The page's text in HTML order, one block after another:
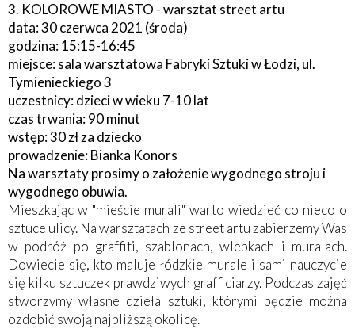
3. KOLOROWE MIASTO - warsztat street artu
data: 30 czerwca 2021 (środa)
godzina: 15:15-16:45
miejsce: sala warsztatowa Fabryki Sztuki w Łodzi, ul.
Tymienieckiego 3
uczestnicy: dzieci w wieku 7-10 lat
czas trwania: 90 minut
wstęp: 30 zł za dziecko
prowadzenie: Bianka Konors
Na warsztaty prosimy o założenie wygodnego stroju i
wygodnego obuwia.
Mieszkając w "mieście murali" warto wiedzieć co nieco o
sztuce ulicy. Na warsztatach ze street artu zabierzemy Was
w podróż po graffiti, szablonach, wlepkach i muralach.
Dowiecie się, kto maluje łódzkie murale i sami nauczycie
się kilku sztuczek prawdziwych grafficiarzy. Podczas zajęć
stworzymy własne dzieła sztuki, którymi będzie można
ozdobić swoją najbliższą okolicę.